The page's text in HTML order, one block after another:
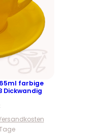
farbige
Dickwandig